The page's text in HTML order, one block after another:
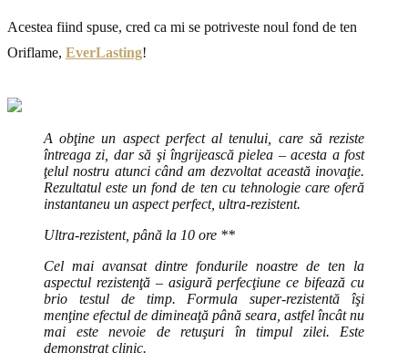
Acestea fiind spuse, cred ca mi se potriveste noul fond de ten
Oriflame, EverLasting!
A obţine un aspect perfect al tenului, care să reziste
întreaga zi, dar să şi îngrijească pielea – acesta a fost
ţelul nostru atunci când am dezvoltat această inovaţie.
Rezultatul este un fond de ten cu tehnologie care oferă
instantaneu un aspect perfect, ultra-rezistent.
Ultra-rezistent, până la 10 ore **
Cel mai avansat dintre fondurile noastre de ten la
aspectul rezistenţă – asigură perfecţiune ce bifează cu
brio testul de timp. Formula super-rezistentă îşi
menţine efectul de dimineaţă până seara, astfel încât nu
mai este nevoie de retuşuri în timpul zilei. Este
demonstrat clinic.